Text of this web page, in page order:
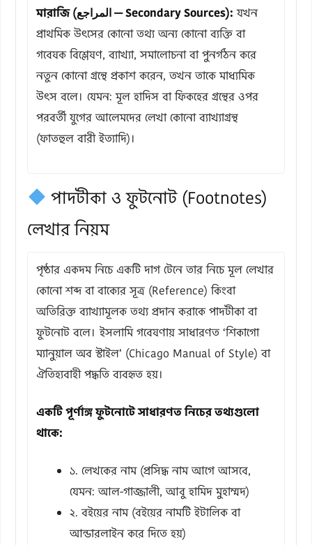
মারাজি (المراجع — Secondary Sources): যখন
প্রাথমিক উৎসের কোনো তথ্য অন্য কোনো ব্যক্তি বা
গবেষক বিশ্লেষণ, ব্যাখ্যা, সমালোচনা বা পুনর্গঠন করে
নতুন কোনো গ্রন্থে প্রকাশ করেন, তখন তাকে মাধ্যমিক
উৎস বলে। যেমন: মূল হাদিস বা ফিকহের গ্রন্থের ওপর
পরবর্তী যুগের আলেমদের লেখা কোনো ব্যাখ্যাগ্রন্থ
(ফাতহুল বারী ইত্যাদি)।
পাদটীকা ও ফুটনোট (Footnotes)
লেখার নিয়ম
পৃষ্ঠার একদম নিচে একটি দাগ টেনে তার নিচে মূল লেখার
কোনো শব্দ বা বাক্যের সূত্র (Reference) কিংবা
অতিরিক্ত ব্যাখ্যামূলক তথ্য প্রদান করাকে পাদটীকা বা
ফুটনোট বলে। ইসলামি গবেষণায় সাধারণত ‘শিকাগো
ম্যানুয়াল অব স্টাইল’ (Chicago Manual of Style) বা
ঐতিহ্যবাহী পদ্ধতি ব্যবহৃত হয়।
একটি পূর্ণাঙ্গ ফুটনোটে সাধারণত নিচের তথ্যগুলো
থাকে:
১. লেখকের নাম (প্রসিদ্ধ নাম আগে আসবে,
যেমন: আল-গাজ্জালী, আবু হামিদ মুহাম্মদ)
২. বইয়ের নাম (বইয়ের নামটি ইটালিক বা
আন্ডারলাইন করে দিতে হয়)